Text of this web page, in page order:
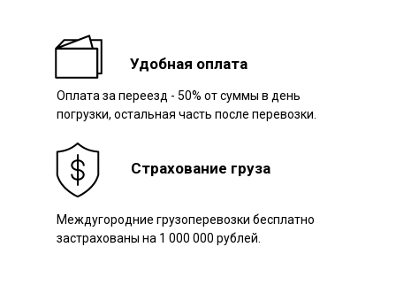
Страхование груза
Удобная оплата
Междугородние грузоперевозки бесплатно
застрахованы на 1 000 000 рублей.
Оплата за переезд - 50% от суммы в день
погрузки, остальная часть после перевозки.
Наш